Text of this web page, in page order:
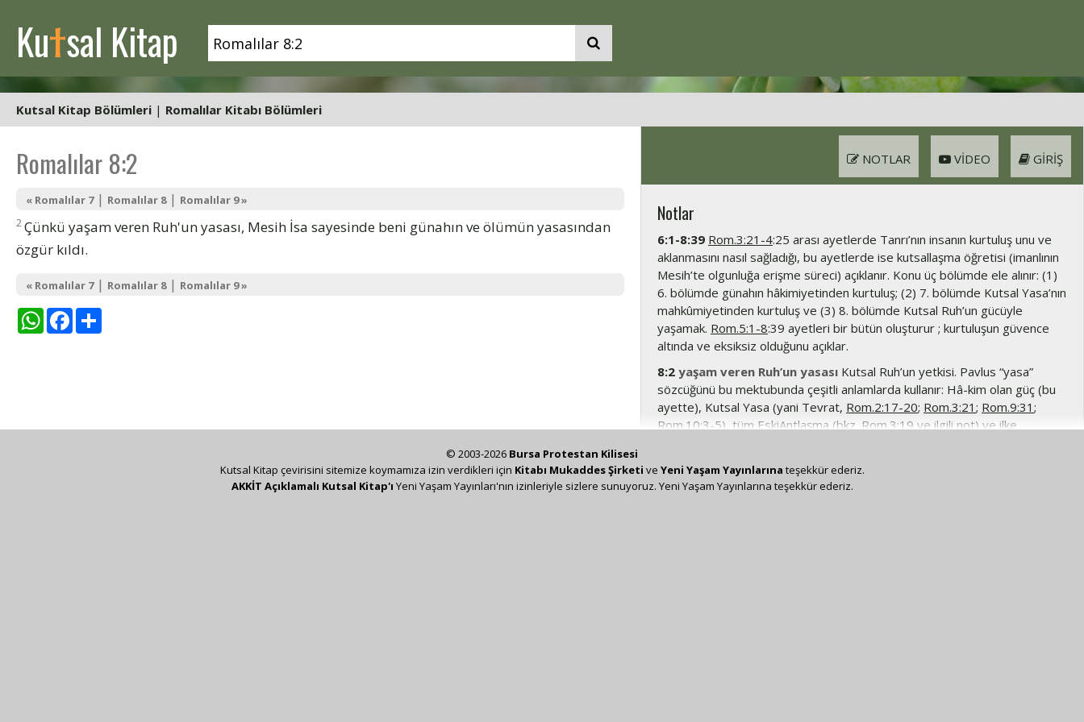
Kutsal Kitap
Kutsal Kitap Bölümleri | Romalılar Kitabı Bölümleri
Romalılar 8:2
« Romalılar 7| Romalılar 8| Romalılar 9 »
2Çünkü yaşam veren Ruh'un yasası, Mesih İsa sayesinde beni günahın ve ölümün yasasından
özgür kıldı.
« Romalılar 7| Romalılar 8| Romalılar 9 »
WhatsAppFacebook
GIRIŞ
VIDEO
NOTLAR
Notlar
6:1-8:39 Rom.3:21-4:25 arası ayetlerde Tanrı’nın insanın kurtuluş unu ve
aklanmasını nasıl sağladığı, bu ayetlerde ise kutsallaşma öğretisi (imanlının
Mesih’te olgunluğa erişme süreci) açıklanır. Konu üç bölümde ele alınır: (1)
6. bölümde günahın hâkimiyetinden kurtuluş; (2) 7. bölümde Kutsal Yasa’nın
mahkûmiyetinden kurtuluş ve (3) 8. bölümde Kutsal Ruh’un gücüyle
yaşamak. Rom.5:1-8:39 ayetleri bir bütün oluşturur ; kurtuluşun güvence
altında ve eksiksiz olduğunu açıklar.
8:2 yaşam veren Ruh’un yasası Kutsal Ruh’un yetkisi. Pavlus “yasa”
sözcüğünü bu mektubunda çeşitli anlamlarda kullanır: Hâ-kim olan güç (bu
ayette), Kutsal Yasa (yani Tevrat, Rom.2:17-20; Rom.3:21 ; Rom.9:31 ;
Rom.10:3-5), tüm EskiAntlaşma (bkz. Rom.3:19 ve ilgili not) ve ilke
© 2003-2026 Bursa Protestan Kilisesi
Kutsal Kitap çevirisini sitemize koymamıza izin verdikleri için Kitabı Mukaddes Şirketi ve Yeni Yaşam Yayınlarına teşekkür ederiz.
AKKİT Açıklamalı Kutsal Kitap'ı Yeni Yaşam Yayınları'nın izinleriyle sizlere sunuyoruz. Yeni Yaşam Yayınlarına teşekkür ederiz.